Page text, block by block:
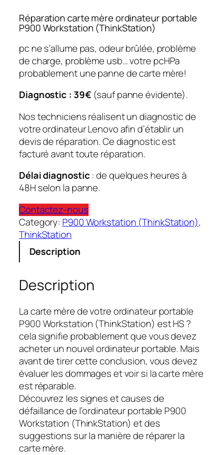
Réparation carte mère ordinateur portable
P900 Workstation (ThinkStation)
pc ne s’allume pas, odeur brûlée, problème
de charge, problème usb… votre pcHPa
probablement une panne de carte mère!
Diagnostic : 39€ (sauf panne évidente).
Nos techniciens réalisent un diagnostic de
votre ordinateur Lenovo afin d’établir un
devis de réparation. Ce diagnostic est
facturé avant toute réparation.
Délai diagnostic : de quelques heures à
48H selon la panne.
Contactez-nous
Category: P900 Workstation (ThinkStation)
ThinkStation
Description
Description
La carte mère de votre ordinateur portable
P900 Workstation (ThinkStation) est HS ?
cela signifie probablement que vous devez
acheter un nouvel ordinateur portable. Mais
avant de tirer cette conclusion, vous devez
évaluer les dommages et voir si la carte mère
est réparable.
Découvrez les signes et causes de
défaillance de l’ordinateur portable P900
Workstation (ThinkStation) et des
suggestions sur la manière de réparer la
carte mère.